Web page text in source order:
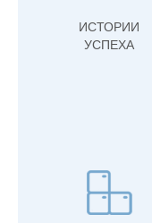
ИСТОРИИ
УСПЕХА